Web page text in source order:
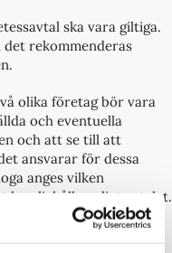
ska vara giltiga.
det rekommenderas
olika företag bör vara
och eventuella
och att se till att
ansvarar för dessa
anges vilken
hemlighålla enligt avtalet.
hur stor skadan blir i
sekretessavtal kan